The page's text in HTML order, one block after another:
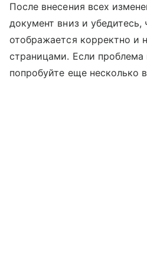
После внесения всех
документ вниз и убедитесь,
отображается корректно и
страницами. Если проблема
попробуйте еще несколько